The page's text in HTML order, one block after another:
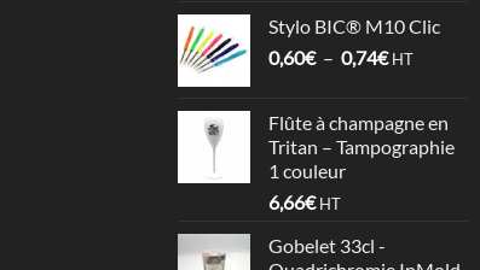
prix :
0,64€
Stylo BIC® M10 Clic
0,60€ – 0,74€Plage
0,60€
à
HT
Flûte à champagne en
Tritan – Tampographie
1 couleur
6,66€ HT
Gobelet 33cl -